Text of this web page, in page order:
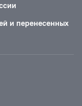
и перенесенных